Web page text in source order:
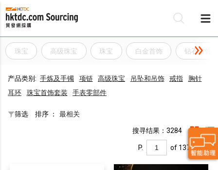
珠宝 高级珠宝 珠宝 白金首饰 钻石首饰
产品类别: 手炼及手镯 项链 高级珠宝 吊坠和吊饰 戒指
胸针
耳环
珠宝首饰套装 手表零部件
筛选 排序 ： 最相关
搜寻结果：3284
P. of 137